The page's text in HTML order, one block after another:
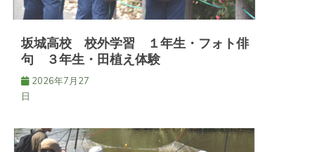
ン
坂城高校 校外学習 １年生・フォト俳
句 ３年生・田植え体験
2026年7月27
日